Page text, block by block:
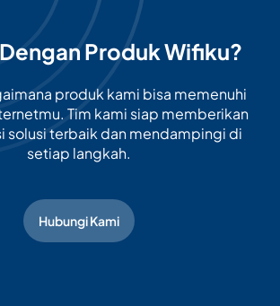
Produk Wifiku?
produk kami bisa memenuhi
Tim kami siap memberikan
solusi terbaik dan mendampingi di
setiap langkah.
Hubungi Kami